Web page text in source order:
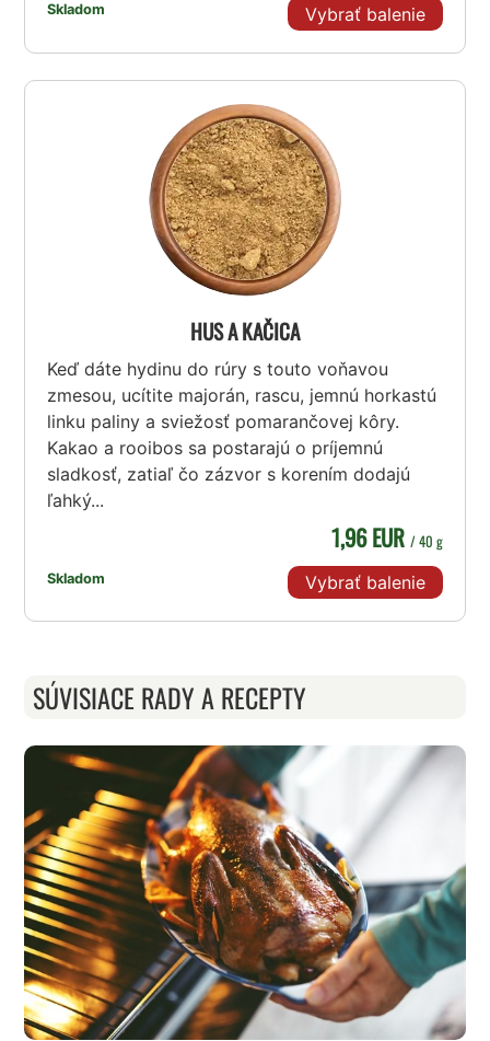
Skladom Vybrať balenie
HUS A KAČICA
Keď dáte hydinu do rúry s touto voňavou
zmesou, ucítite majorán, rascu, jemnú horkastú
linku paliny a sviežosť pomarančovej kôry.
Kakao a rooibos sa postarajú o príjemnú
sladkosť, zatiaľ čo zázvor s korením dodajú
ľahký...
Skladom
1,96 EUR / 40 g
Vybrať balenie
SÚVISIACE RADY A RECEPTY